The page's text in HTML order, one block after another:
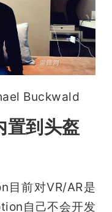
Buckwald
到头盔
目前对VR/AR是
自己不会开发